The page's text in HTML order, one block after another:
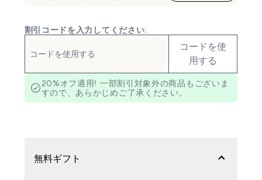
割引コードを入力してください:
コードを使
用する
20%オフ適用! 一部割引対象外の商品もございま
すので、あらかじめご了承ください。
無料ギフト